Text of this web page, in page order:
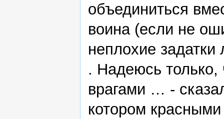
объединиться
воина (если не
неплохие
. Надеюсь только,
врагами … -
котором